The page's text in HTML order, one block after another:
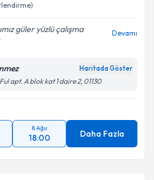
güler yüzlü çalışma
Devamı
Haritada Göster
apt. A blok kat 1 daire 2, 01130
8 Ağu
18:00 Daha Fazla